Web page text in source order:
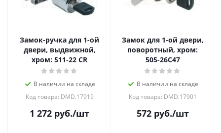
Замок-ручка для 1-ой
двери, выдвижной,
хром: 511-22 CR
В наличии на складе
Код товара: DMD.17919
1 272 руб./шт
Замок для 1-ой двери,
поворотный, хром:
505-26C47
В наличии на складе
Код товара: DMD.17901
572руб./шт